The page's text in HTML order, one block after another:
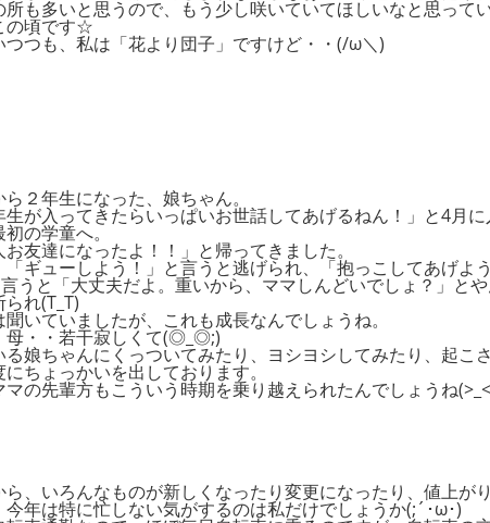
所も多いと思うので、もう少し咲いていてほしいなと思って
の頃です☆
つつも、私は「花より団子」ですけど・・(/ω＼)
ら２年生になった、娘ちゃん。
生が入ってきたらいっぱいお世話してあげるねん！」と4月に
初の学童へ。
お友達になったよ！！」と帰ってきました。
「ギューしよう！」と言うと逃げられ、「抱っこしてあげよう
うと「大丈夫だよ。重いから、ママしんどいでしょ？」と
れ(T_T)
聞いていましたが、これも成長なんでしょうね。
母・・若干寂しくて(◎_◎;)
る娘ちゃんにくっついてみたり、ヨシヨシしてみたり、起こ
にちょっかいを出しております。
マの先輩方もこういう時期を乗り越えられたんでしょうね
ら、いろんなものが新しくなったり変更になったり、値上が
今年は特に忙しない気がするのは私だけでしょうか(;´･ω･)